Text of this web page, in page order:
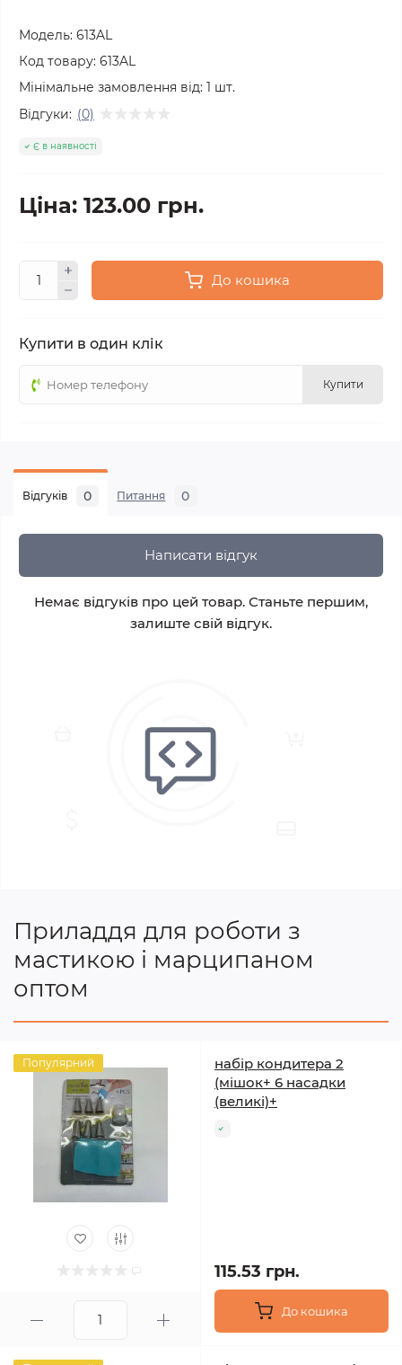
Модель: 613AL
Код товару: 613AL
Мінімальне замовлення від: 1 шт.
Відгуки: (0)
Є в наявності
Ціна: 123.00 грн.
До кошика
Купити в один клік
Купити
Відгуків 0 Питання 0
Написати відгук
Немає відгуків про цей товар. Станьте першим,
залиште свій відгук.
Приладдя для роботи з
мастикою і марципаном
оптом
Популярний
набір кондитера 2
(мішок+ 6 насадки
(великі)+
115.53 грн.
До кошика